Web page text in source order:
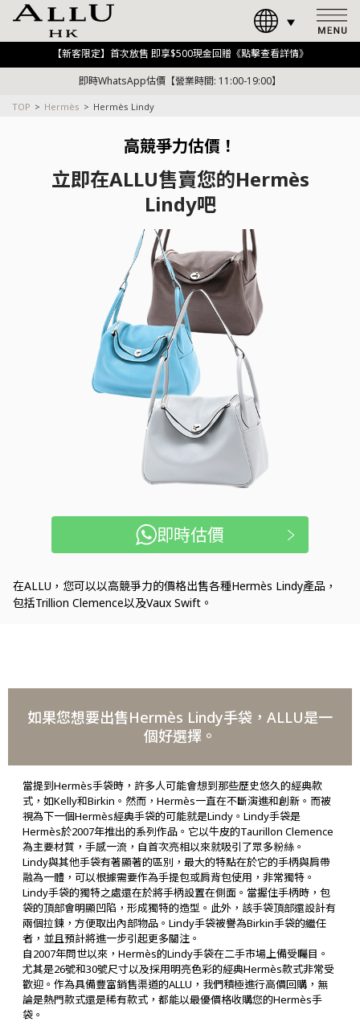
【新客限定】首次放售 即享$500現金回贈《點擊查看詳情》
即時WhatsApp估價【營業時間: 11:00-19:00】
TOP Hermès Hermès Lindy
高競爭力估價！
立即在ALLU售賣您的Hermès
Lindy吧
即時估價
在ALLU，您可以以高競爭力的價格出售各種Hermès Lindy產品，
包括Trillion Clemence以及Vaux Swift。
如果您想要出售Hermès Lindy手袋，ALLU是一
個好選擇。
當提到Hermès手袋時，許多人可能會想到那些歷史悠久的經典款
式，如Kelly和Birkin。然而，Hermès一直在不斷演進和創新。而被
視為下一個Hermès經典手袋的可能就是Lindy。Lindy手袋是
Hermès於2007年推出的系列作品。它以牛皮的Taurillon Clemence
為主要材質，手感一流，自首次亮相以來就吸引了眾多粉絲。
Lindy與其他手袋有著顯著的區別，最大的特點在於它的手柄與肩帶
融為一體，可以根據需要作為手提包或肩背包使用，非常獨特。
Lindy手袋的獨特之處還在於將手柄設置在側面。當握住手柄時，包
袋的頂部會明顯凹陷，形成獨特的造型。此外，該手袋頂部還設計有
兩個拉鍊，方便取出內部物品。Lindy手袋被譽為Birkin手袋的繼任
者，並且預計將進一步引起更多關注。
自2007年問世以來，Hermès的Lindy手袋在二手市場上備受矚目。
尤其是26號和30號尺寸以及採用明亮色彩的經典Hermès款式非常受
歡迎。作為具備豐富銷售渠道的ALLU，我們積極進行高價回購，無
論是熱門款式還是稀有款式，都能以最優價格收購您的Hermès手
袋。